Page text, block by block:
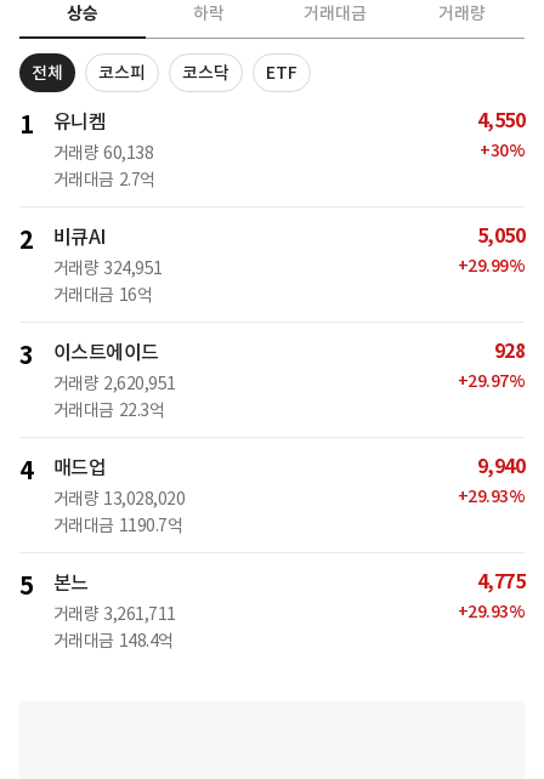
상승 하락 거래대금 거래량
전체 코스피 코스닥 ETF
1 유니켐
거래량 60,138
거래대금 2.7억
4,550
+30%
2 비큐AI
거래량 324,951
거래대금 16억
5,050
+29.99%
3 이스트에이드
거래량 2,620,951
거래대금 22.3억
928
+29.97%
4 매드업
거래량 13,028,020
거래대금 1190.7억
9,940
+29.93%
5 본느
거래량 3,261,711
거래대금 148.4억
4,775
+29.93%